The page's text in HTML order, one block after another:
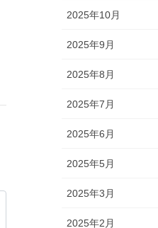
2025年10月
2025年9月
2025年8月
2025年7月
2025年6月
2025年5月
2025年3月
2025年2月